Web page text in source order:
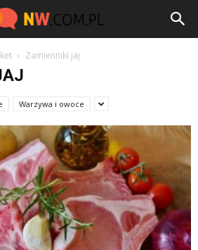
Zamienniki jaj
Warzywa i owoce